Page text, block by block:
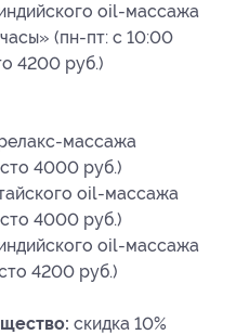
oil-массажа
(пн-пт: с 10:00
4200 руб.)
массажа
4000 руб.)
oil-массажа
4000 руб.)
oil-массажа
4200 руб.)
скидка 10%